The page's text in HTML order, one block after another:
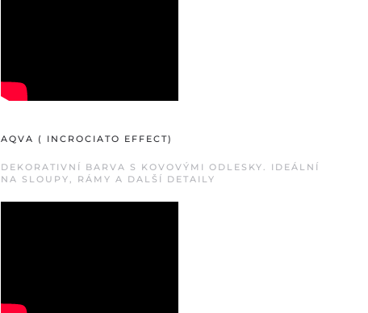
AQVA ( INCROCIATO EFFECT)
DEKORATIVNÍ BARVA S KOVOVÝMI ODLESKY. IDEÁLNÍ
NA SLOUPY, RÁMY A DALŠÍ DETAILY